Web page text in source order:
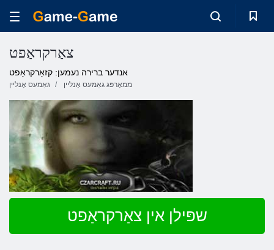
צאַרקראַפט
אנדער ברירה נעמען: קזאַרקראַפט
גאַמעס אָנליין ממאָרפּג גאַמעס אָנליין
שפּילן אין צאַרקראַפט